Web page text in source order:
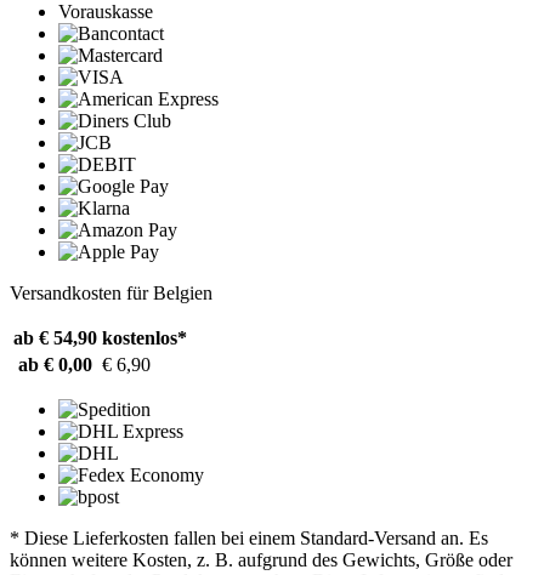
Vorauskasse
Versandkosten für Belgien
ab € 54,90 kostenlos*
ab € 0,00 € 6,90
* Diese Lieferkosten fallen bei einem Standard-Versand an. Es
können weitere Kosten, z. B. aufgrund des Gewichts, Größe oder